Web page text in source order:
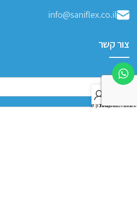
info@saniflex.co.il
צור קשר
חנות
רשימת משאלות
סל קניות
החשבון שלי